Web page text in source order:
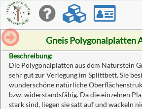
Gneis Polygonalplatten
Beschreibung:
Die Polygonalplatten aus dem Naturstein
sehr gut zur Verlegung im Splittbett. Sie
wunderschöne natürliche
bzw. widerstandsfähig. Da die einzelnen
stark sind, liegen sie satt auf und wackeln